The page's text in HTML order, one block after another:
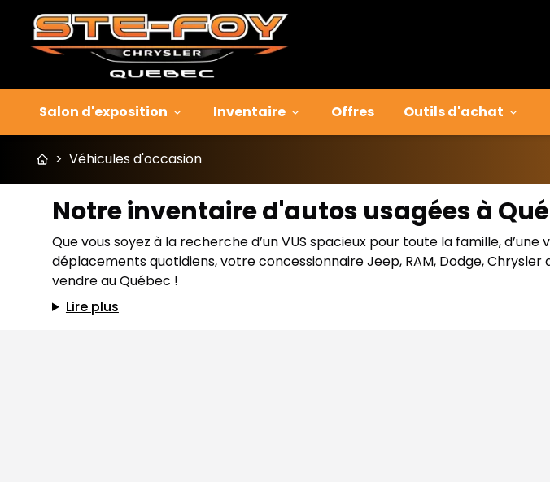
Salon d'exposition Inventaire Offres Outils d'achat
> Véhicules d'occasion
Notre inventaire d'autos usagées à
Que vous soyez à la recherche d’un VUS spacieux pour toute la famille,
déplacements quotidiens, votre concessionnaire Jeep, RAM, Dodge,
vendre au Québec !
Lire plus